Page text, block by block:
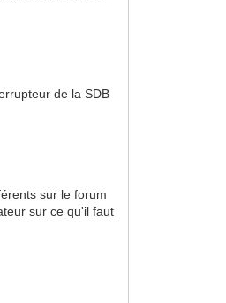
de la SDB
sur le forum
sur ce qu'il faut